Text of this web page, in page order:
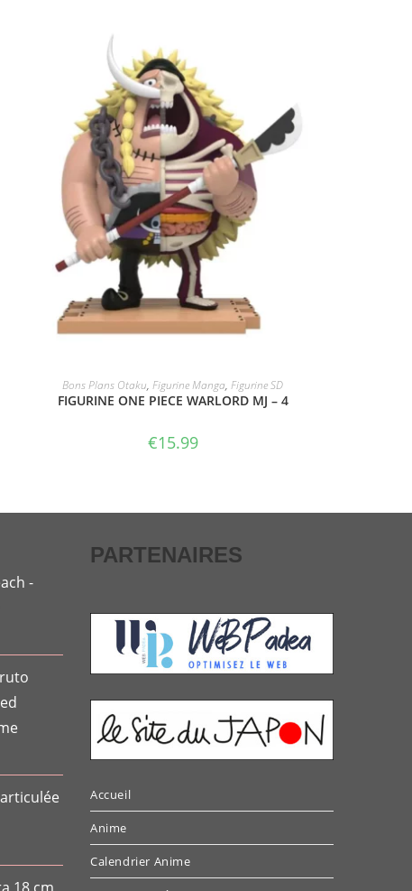
ACHAT SUR AMAZON
Bons Plans Otaku,Figurine Manga,Figurine SD
FIGURINE ONE PIECE WARLORD MJ – 4
€15.99
-
PARTENAIRES
Accueil
Anime
Calendrier Anime